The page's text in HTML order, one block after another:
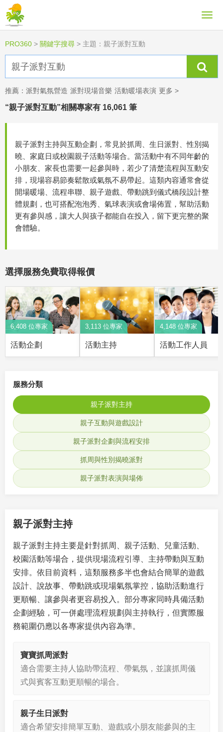
PRO360 > 關鍵字搜尋 > 主題：親子派對互動
推薦： 派對氣氛營造 派對現場音樂 活動暖場表演 更多 >
“親子派對互動”相關專家有 16,061 筆
親子派對主持與互動企劃，常見於抓周、生日派對、性別揭
曉、家庭日或校園親子活動等場合。當活動中有不同年齡的
小朋友、家長也需要一起參與時，若少了清楚流程與互動安
排，現場容易節奏鬆散或氣氛不易帶起。這類內容通常會從
開場暖場、流程串聯、親子遊戲、帶動跳到儀式橋段設計整
體規劃，也可搭配泡泡秀、氣球表演或會場佈置，幫助活動
更有參與感，讓大人與孩子都能自在投入，留下更完整的聚
會體驗。
選擇服務免費取得報價
6,408 位專家
活動企劃
3,113 位專家
活動主持
4,148 位專家
活動工作人員
服務分類
親子派對主持
親子互動與遊戲設計
親子派對企劃與流程安排
抓周與性別揭曉派對
親子派對表演與場佈
親子派對主持
親子派對主持主要是針對抓周、親子活動、兒童活動、
校園活動等場合，提供現場流程引導、主持帶動與互動
安排。依目前資料，這類服務多半也會結合簡單的遊戲
設計、說故事、帶動跳或現場氣氛掌控，協助活動進行
更順暢、讓參與者更容易投入。部分專家同時具備活動
企劃經驗，可一併處理流程規劃與主持執行，但實際服
務範圍仍應以各專家提供內容為準。
寶寶抓周派對
適合需要主持人協助帶流程、帶氣氛，並讓抓周儀
式與賓客互動更順暢的場合。
親子生日派對
適合希望安排簡單互動、遊戲或小朋友能參與的主